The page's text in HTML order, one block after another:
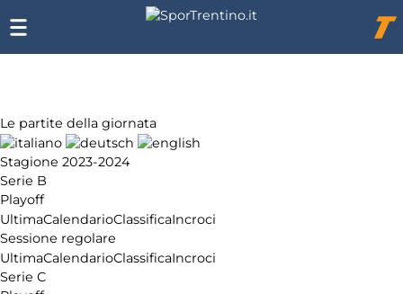
Le partite della giornata
Stagione 2023-2024
Serie B
Playoff
UltimaCalendarioClassificaIncroci
Sessione regolare
UltimaCalendarioClassificaIncroci
Serie C
Chi
siamo
Affiliazione